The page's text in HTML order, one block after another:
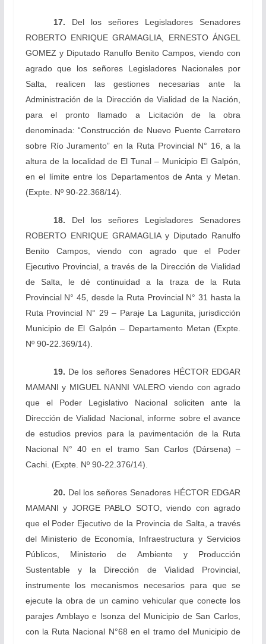
17. Del los señores Legisladores Senadores
ROBERTO ENRIQUE GRAMAGLIA, ERNESTO ÁNGEL
GOMEZ y Diputado Ranulfo BenitoCampos, viendo con
agrado que los señores Legisladores Nacionales por
Salta, realicen las gestiones necesarias ante la
Administración de la Dirección de Vialidad de la Nación,
para el pronto llamado a Licitación de la obra
denominada: “Construcción de Nuevo Puente Carretero
sobre Río Juramento” en la Ruta Provincial N° 16, a la
altura de la localidad de El Tunal – Municipio El Galpón,
en el límite entre los Departamentos de Anta y Metan.
(Expte. Nº 90-22.368/14).
18. Del los señores Legisladores Senadores
ROBERTO ENRIQUE GRAMAGLIA y Diputado Ranulfo
Benito Campos, viendo con agrado que el Poder
Ejecutivo Provincial, a través de la Dirección de Vialidad
de Salta, le dé continuidad a la traza de la Ruta
Provincial N° 45, desde la Ruta Provincial N° 31 hasta la
Ruta Provincial N° 29 – Paraje La Lagunita, jurisdicción
Municipio de El Galpón – Departamento Metan (Expte.
Nº 90-22.369/14).
19. De los señores Senadores HÉCTOR EDGAR
MAMANIy MIGUEL NANNI VALEROviendo con agrado
que el Poder Legislativo Nacional soliciten ante la
Dirección de Vialidad Nacional, informe sobre el avance
de estudios previos para la pavimentación de la Ruta
Nacional N° 40 en el tramo San Carlos (Dársena) –
Cachi. (Expte. Nº 90-22.376/14).
20. Del los señores Senadores HÉCTOR EDGAR
MAMANI y JORGE PABLO SOTO,viendo con agrado
que el Poder Ejecutivo de la Provincia de Salta, a través
del Ministerio de Economía, Infraestructura y Servicios
Públicos, Ministerio de Ambiente y Producción
Sustentable y la Dirección de Vialidad Provincial,
instrumente los mecanismos necesarios para que se
ejecute la obra de un camino vehicular que conecte los
parajes Amblayo e Isonza del Municipio de San Carlos,
con la Ruta Nacional N°68 en el tramo del Municipio de